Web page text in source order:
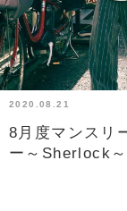
2020.08.21
8月度マンスリ
ー～Sherlock～